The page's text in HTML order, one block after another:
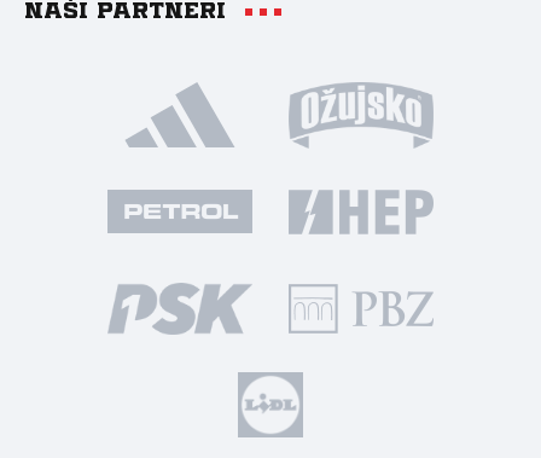
Naši partneri